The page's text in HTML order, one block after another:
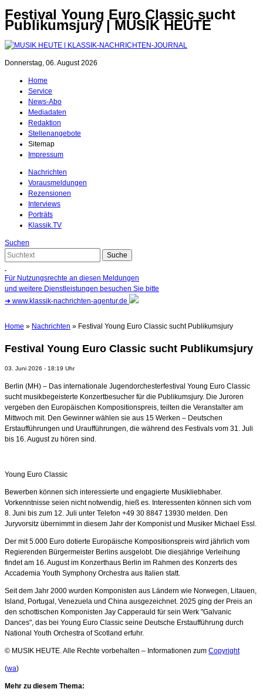
Festival Young Euro Classic sucht
Publikumsjury | MUSIK HEUTE
Donnerstag, 06. August 2026
Home
Service
News-Abo
Mediadaten
Redaktion
Stellenangebote
Sitemap
Impressum
Nachrichten
Vorausmeldungen
Rezensionen
Interviews
Porträts
Klassik.TV
Suchen
Für Nutzungsrechte an diesen Meldungen
und weitere Dienstleistungen besuchen Sie bitte
➜ www.klassik-nachrichten-agentur.de
Home » Nachrichten » Festival Young Euro Classic sucht Publikumsjury
Festival Young Euro Classic sucht Publikumsjury
03. Juni 2026 - 18:19 Uhr
Berlin (MH) – Das internationale Jugendorchesterfestival Young Euro Classic
sucht musikbegeisterte Konzertbesucher für die Publikumsjury. Die Juroren
vergeben den Europäischen Kompositionspreis, teilten die Veranstalter am
Mittwoch mit. Den Gewinner wählen sie aus 15 Werken – Deutschen
Erstaufführungen und Uraufführungen, die während des Festivals vom 31. Juli
bis 16. August zu hören sind.
Young Euro Classic
Bewerben können sich interessierte und engagierte Musikliebhaber.
Vorkenntnisse seien nicht notwendig, hieß es. Interessenten können sich vom
8. Juni bis zum 12. Juli unter Telefon +49 30 8847 13930 melden. Den
Juryvorsitz übernimmt in diesem Jahr der Komponist und Musiker Michael Essl.
Der mit 5.000 Euro dotierte Europäische Kompositionspreis wird jährlich vom
Regierenden Bürgermeister Berlins ausgelobt. Die diesjährige Verleihung
findet am 16. August im Konzerthaus Berlin im Rahmen des Konzerts des
Accademia Youth Symphony Orchestra aus Italien statt.
Seit dem Jahr 2000 wurden Komponisten aus Ländern wie Norwegen, Litauen,
Island, Portugal, Venezuela und China ausgezeichnet. 2025 ging der Preis an
den schottischen Komponisten Jay Capperauld für sein Werk "Galvanic
Dances", das bei Young Euro Classic seine Deutsche Erstaufführung durch
National Youth Orchestra of Scotland erfuhr.
© MUSIK HEUTE. Alle Rechte vorbehalten – Informationen zum Copyright
(wa)
Mehr zu diesem Thema: